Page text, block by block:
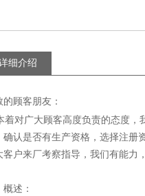
细介绍
的顾客朋友：
对广大顾客高度负责的态度，
确认是否有生产资格，选择注册
客户来厂考察指导，我们有能力
述：